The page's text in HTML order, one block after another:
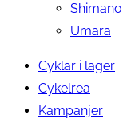
Shimano
Umara
Cyklar i lager
Cykelrea
Kampanjer